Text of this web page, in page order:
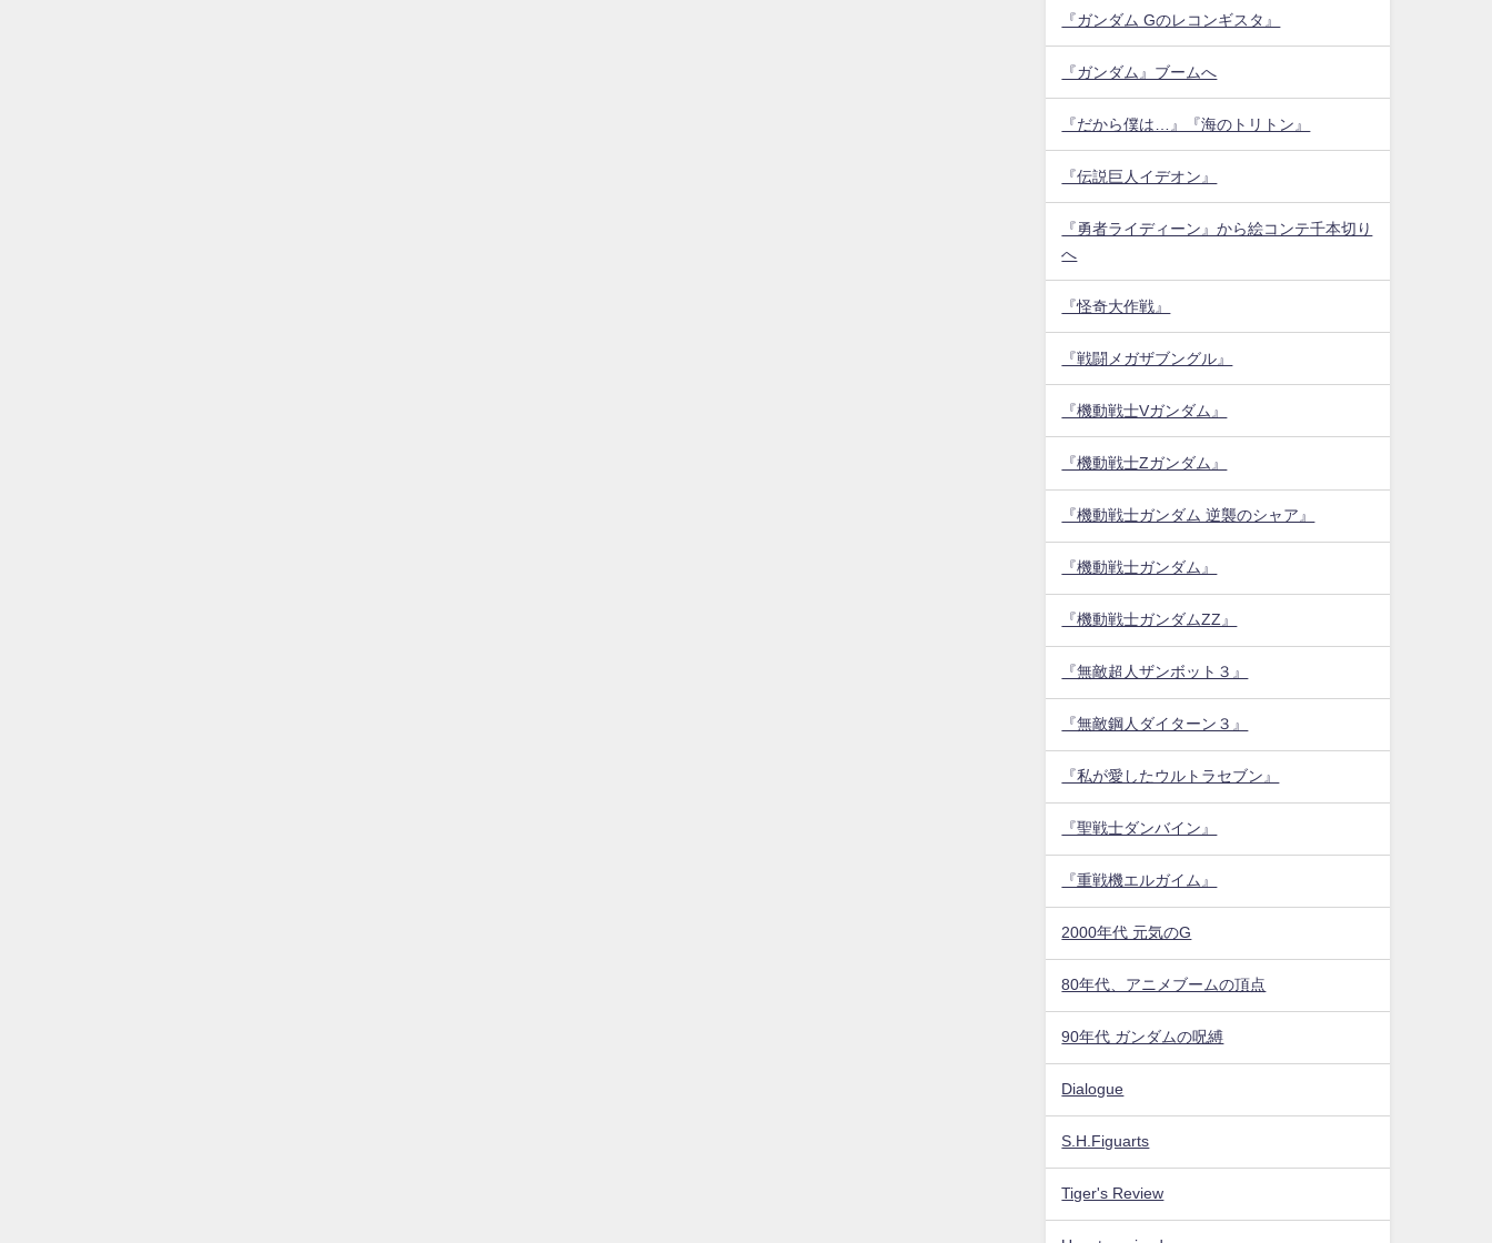
『ガンダム Gのレコンギスタ』
『ガンダム』ブームへ
『だから僕は…』『海のトリトン』
『伝説巨人イデオン』
『勇者ライディーン』から絵コンテ千本切り
へ
『怪奇大作戦』
『戦闘メガザブングル』
『機動戦士Vガンダム』
『機動戦士Zガンダム』
『機動戦士ガンダム 逆襲のシャア』
『機動戦士ガンダム』
『機動戦士ガンダムZZ』
『無敵超人ザンボット３』
『無敵鋼人ダイターン３』
『私が愛したウルトラセブン』
『聖戦士ダンバイン』
『重戦機エルガイム』
2000年代 元気のG
80年代、アニメブームの頂点
90年代 ガンダムの呪縛
Dialogue
S.H.Figuarts
Tiger's Review